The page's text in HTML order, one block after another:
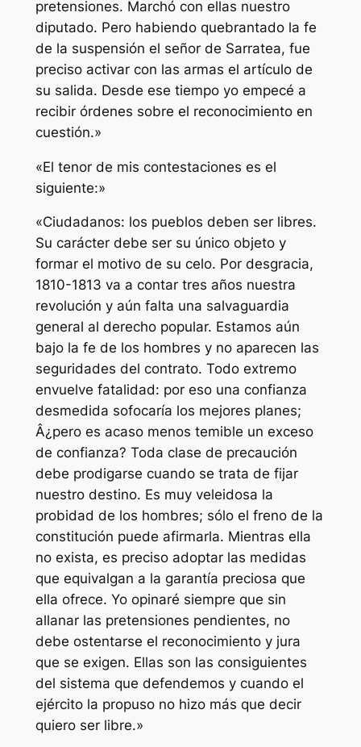
pretensiones. Marchó con ellas nuestro
diputado. Pero habiendo quebrantado la fe
de la suspensión el señor de Sarratea, fue
preciso activar con las armas el artículo de
su salida. Desde ese tiempo yo empecé a
recibir órdenes sobre el reconocimiento en
cuestión.»
«El tenor de mis contestaciones es el
siguiente:»
«Ciudadanos: los pueblos deben ser libres.
Su carácter debe ser su único objeto y
formar el motivo de su celo. Por desgracia,
1810-1813 va a contar tres años nuestra
revolución y aún falta una salvaguardia
general al derecho popular. Estamos aún
bajo la fe de los hombres y no aparecen las
seguridades del contrato. Todo extremo
envuelve fatalidad: por eso una confianza
desmedida sofocaría los mejores planes;
Â¿pero es acaso menos temible un exceso
de confianza? Toda clase de precaución
debe prodigarse cuando se trata de fijar
nuestro destino. Es muy veleidosa la
probidad de los hombres; sólo el freno de la
constitución puede afirmarla. Mientras ella
no exista, es preciso adoptar las medidas
que equivalgan a la garantía preciosa que
ella ofrece. Yo opinaré siempre que sin
allanar las pretensiones pendientes, no
debe ostentarse el reconocimiento y jura
que se exigen. Ellas son las consiguientes
del sistema que defendemos y cuando el
ejército la propuso no hizo más que decir
quiero ser libre.»